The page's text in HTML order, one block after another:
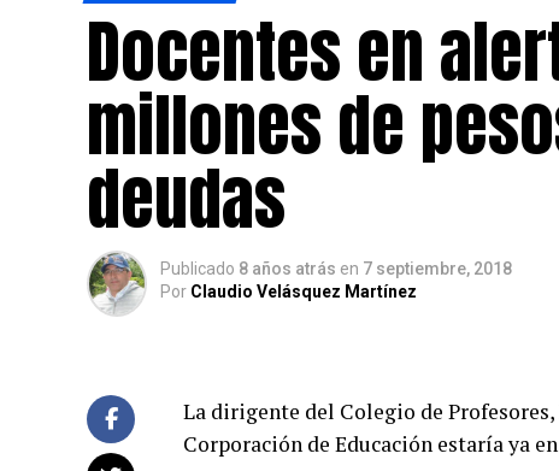
Docentes en
millones de
deudas
Publicado 8 años atrás en 7 septiembre, 2018
Por Claudio Velásquez Martínez
La dirigente del Colegio de
Corporación de Educación estaría ya